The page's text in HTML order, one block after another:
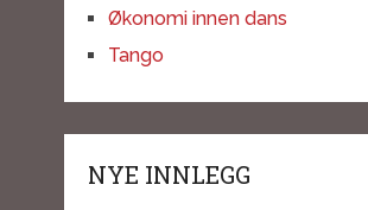
Økonomi innen dans
Tango
NYE INNLEGG